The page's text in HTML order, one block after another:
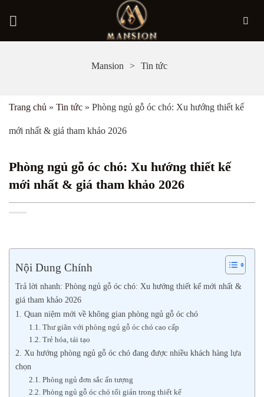
Mansion Tin tức
Trang chủ » Tin tức » Phòng ngủ gỗ óc chó: Xu hướng thiết kế
mới nhất & giá tham khảo 2026
Phòng ngủ gỗ óc chó: Xu hướng thiết kế
mới nhất & giá tham khảo 2026
Nội Dung Chính
Trả lời nhanh: Phòng ngủ gỗ óc chó: Xu hướng thiết kế mới nhất &
giá tham khảo 2026
1. Quan niệm mới về không gian phòng ngủ gỗ óc chó
1.1. Thư giãn với phòng ngủ gỗ óc chó cao cấp
1.2. Trẻ hóa, tái tạo
2. Xu hướng phòng ngủ gỗ óc chó đang được nhiều khách hàng lựa
chọn
2.1. Phòng ngủ đơn sắc ấn tượng
2.2. Phòng ngủ gỗ óc chó tối giản trong thiết kế